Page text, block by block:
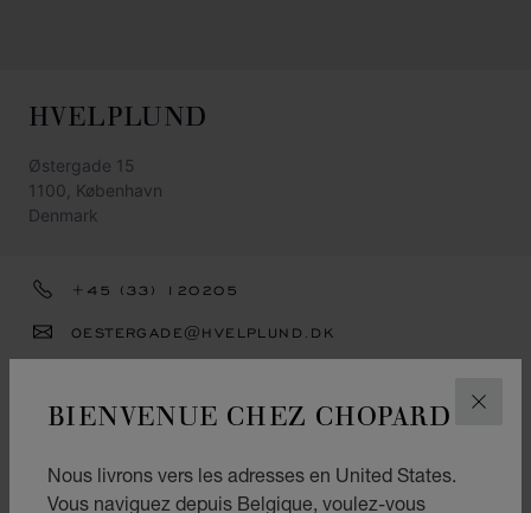
BIENVENUE CHEZ CHOPARD
Nous livrons vers les adresses en United States.
Vous naviguez depuis Belgique, voulez-vous
HVELPLUND
Østergade 15
1100, København
Denmark
+45 (33) 120205
OESTERGADE@HVELPLUND.DK
CATÉGORIES
Montres